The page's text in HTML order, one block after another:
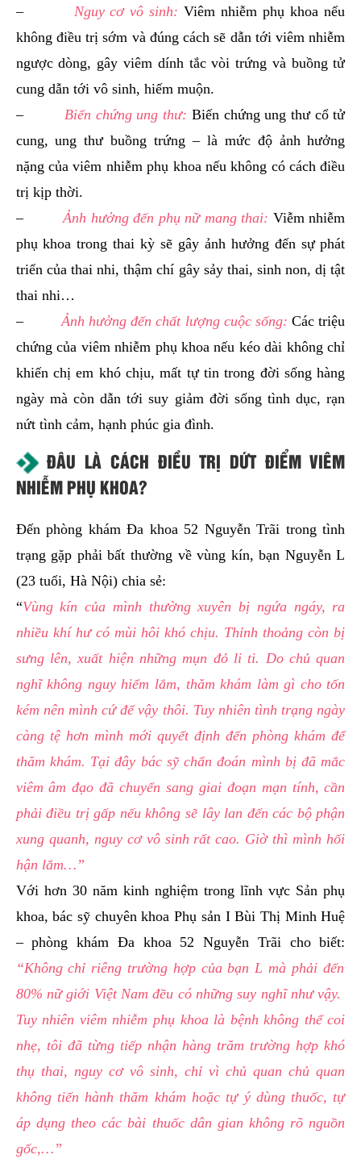
– Nguy cơ vô sinh: Viêm nhiễm phụ khoa nếu
không điều trị sớm và đúng cách sẽ dẫn tới viêm nhiễm
ngược dòng, gây viêm dính tắc vòi trứng và buồng tử
cung dẫn tới vô sinh, hiếm muộn.
– Biến chứng ung thư: Biến chứng ung thư cổ tử
cung, ung thư buồng trứng – là mức độ ảnh hưởng
nặng của viêm nhiễm phụ khoa nếu không có cách điều
trị kịp thời.
–Ảnh hưởng đến phụ nữ mang thai: Viễm nhiễm
phụ khoa trong thai kỳ sẽ gây ảnh hưởng đến sự phát
triển của thai nhi, thậm chí gây sảy thai, sinh non, dị tật
thai nhi…
– Ảnh hưởng đến chất lượng cuộc sống: Các triệu
chứng của viêm nhiễm phụ khoa nếu kéo dài không chỉ
khiến chị em khó chịu, mất tự tin trong đời sống hàng
ngày mà còn dẫn tới suy giảm đời sống tình dục, rạn
nứt tình cảm, hạnh phúc gia đình.
ĐÂU LÀ CÁCH ĐIỀU TRỊ DỨT ĐIỂM VIÊM
NHIỄM PHỤ KHOA?
Đến phòng khám Đa khoa 52 Nguyễn Trãi trong tình
trạng gặp phải bất thường về vùng kín, bạn Nguyễn L
(23 tuổi, Hà Nội) chia sẻ:
“Vùng kín của mình thường xuyên bị ngứa ngáy, ra
nhiều khí hư có mùi hôi khó chịu. Thỉnh thoảng còn bị
sưng lên, xuất hiện những mụn đỏ li ti. Do chủ quan
nghĩ không nguy hiểm lắm, thăm khám làm gì cho tốn
kém nên mình cứ để vậy thôi. Tuy nhiên tình trạng ngày
càng tệ hơn mình mới quyết định đến phòng khám để
thăm khám. Tại đây bác sỹ chẩn đoán mình bị đã mắc
viêm âm đạo đã chuyển sang giai đoạn mạn tính, cần
phải điều trị gấp nếu không sẽ lây lan đến các bộ phận
xung quanh, nguy cơ vô sinh rất cao. Giờ thì mình hối
hận lắm…”
Với hơn 30 năm kinh nghiệm trong lĩnh vực Sản phụ
khoa, bác sỹ chuyên khoa Phụ sản I Bùi Thị Minh Huệ
– phòng khám Đa khoa 52 Nguyễn Trãi cho biết:
“Không chỉ riêng trường hợp của bạn L mà phải đến
80% nữ giới Việt Nam đều có những suy nghĩ như vậy.
Tuy nhiên viêm nhiễm phụ khoa là bệnh không thể coi
nhẹ, tôi đã từng tiếp nhận hàng trăm trường hợp khó
thụ thai, nguy cơ vô sinh, chỉ vì chủ quan chủ quan
không tiến hành thăm khám hoặc tự ý dùng thuốc, tự
áp dụng theo các bài thuốc dân gian không rõ nguồn
gốc,…”